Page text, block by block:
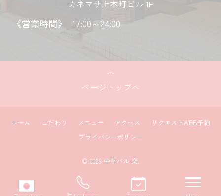
カネマサ上本町ビル 1F
《営業時間》 17:00～24:00
ページトップへ
ホーム こだわり メニュー アクセス
リクエストWEB予約
プライバシーポリシー
© 2026 中華バル 楽.